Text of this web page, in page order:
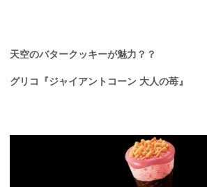
天空のバタークッキーが魅力？？
グリコ『ジャイアントコーン 大人の苺』